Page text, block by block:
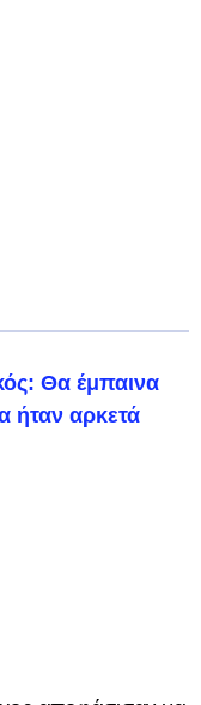
Θα έμπαινα
ήταν αρκετά